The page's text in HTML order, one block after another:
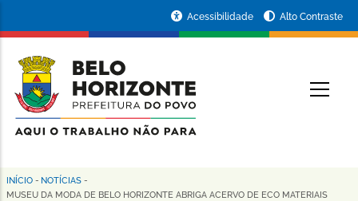
conteúdo
principal
da
Prefeitura
de
Horizonte
Acessibilidade Alto Contraste
Trilha
INÍCIO - NOTÍCIAS -
MUSEU DA MODA DE BELO HORIZONTE ABRIGA ACERVO DE ECO MATERIAIS